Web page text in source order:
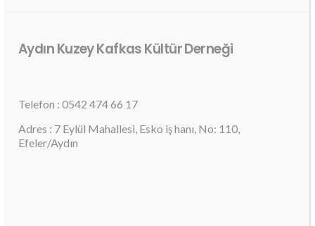
Aydın Kuzey Kafkas Kültür Derneği
Telefon : 0542 474 66 17
Adres : 7 Eylül Mahallesi, Esko iş hanı, No: 110,
Efeler/Aydın